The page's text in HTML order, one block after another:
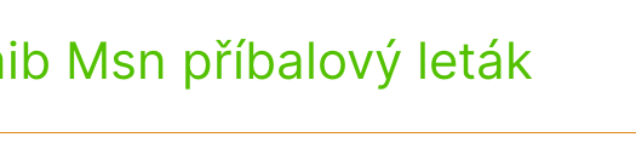
Msn příbalový leták